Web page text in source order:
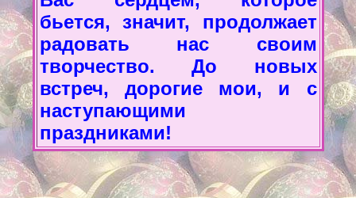
бьется, значит, продолжает
радовать нас своим
творчество. До новых
встреч, дорогие мои, и с
наступающими
праздниками!